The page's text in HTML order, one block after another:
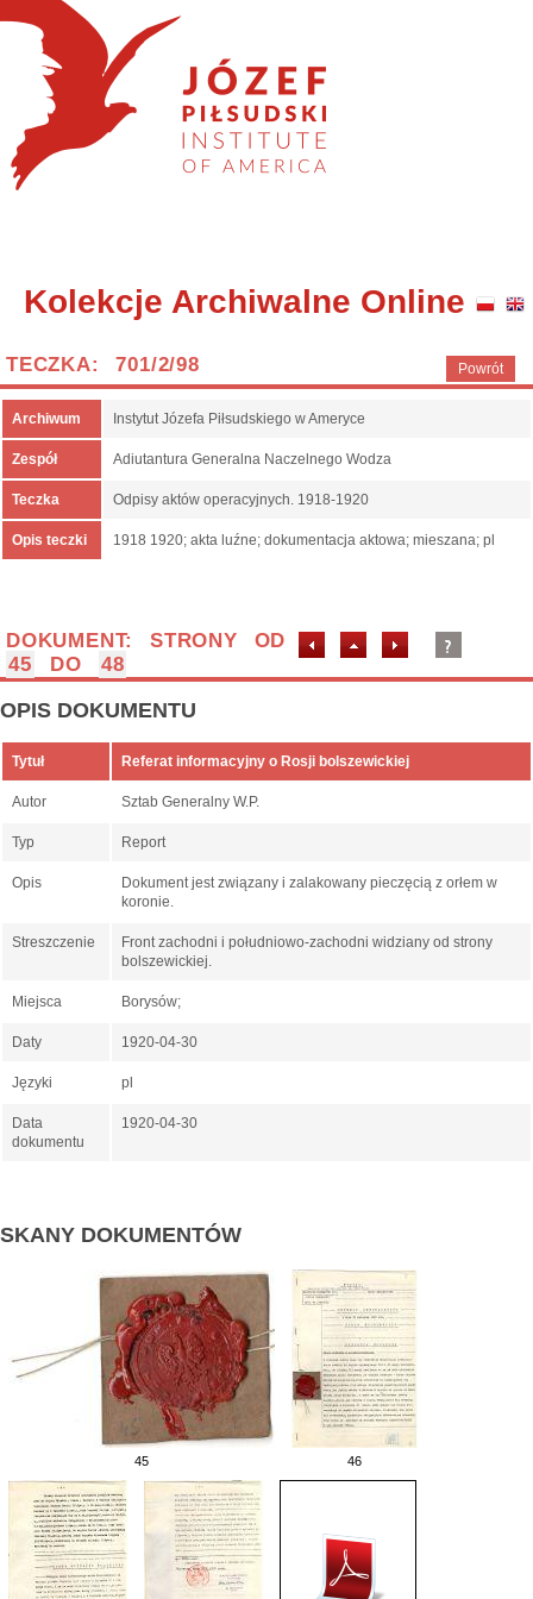
Kolekcje Archiwalne Online
Powrót
TECZKA: 701/2/98
Archiwum Instytut Józefa Piłsudskiego w Ameryce
Zespół Adiutantura Generalna Naczelnego Wodza
Teczka Odpisy aktów operacyjnych. 1918-1920
Opis teczki 1918 1920; akta luźne; dokumentacja aktowa; mieszana; pl
DOKUMENT: STRONY OD
45
DO 48
OPIS DOKUMENTU
Tytuł Referat informacyjny o Rosji bolszewickiej
Autor Sztab Generalny W.P.
Typ Report
Opis
Dokument jest związany i zalakowany pieczęcią z orłem w
koronie.
Streszczenie
Front zachodni i południowo-zachodni widziany od strony
bolszewickiej.
Miejsca Borysów;
Daty 1920-04-30
Języki pl
Data
dokumentu
1920-04-30
SKANY DOKUMENTÓW
45 46